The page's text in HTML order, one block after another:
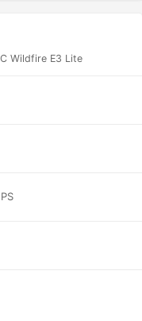
Wildfire E3 Lite